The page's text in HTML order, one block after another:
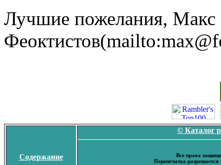
Лучшие пожелания, Макс
Содержание
© Каталог
Все права
Перепечатка